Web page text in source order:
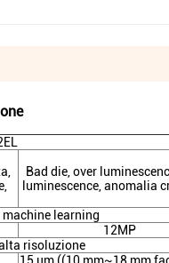
Bad die, over
luminescence, anomalia
learning
12MP
risoluzione